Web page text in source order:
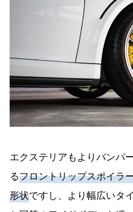
エクステリアもよりバンパ
るフロントリップスポイラ
形状ですし、より幅広いタ